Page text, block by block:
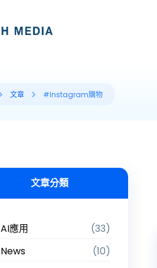
文章 #Instagram購物
文章分類
AI應用
(33)
News
(10)